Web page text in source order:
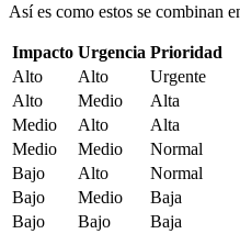
Así es como estos se combinan
Impacto Urgencia Prioridad
Alto
Alto
Urgente
Alto
Medio
Alta
Medio
Alto
Alta
Medio
Medio
Normal
Bajo
Alto
Normal
Bajo
Medio
Baja
Bajo
Bajo Baja